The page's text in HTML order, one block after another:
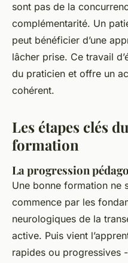
sont pas de la
complémentarité. Un
peut bénéficier d’une
lâcher prise. Ce travail
du praticien et offre un
cohérent.
Les étapes clés
formation
La progression
Une bonne formation ne
commence par les
neurologiques de la
active. Puis vient
rapides ou progressives